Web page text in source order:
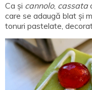
Ca și cannolo, cassata
care se adaugă blat și
tonuri pastelate,